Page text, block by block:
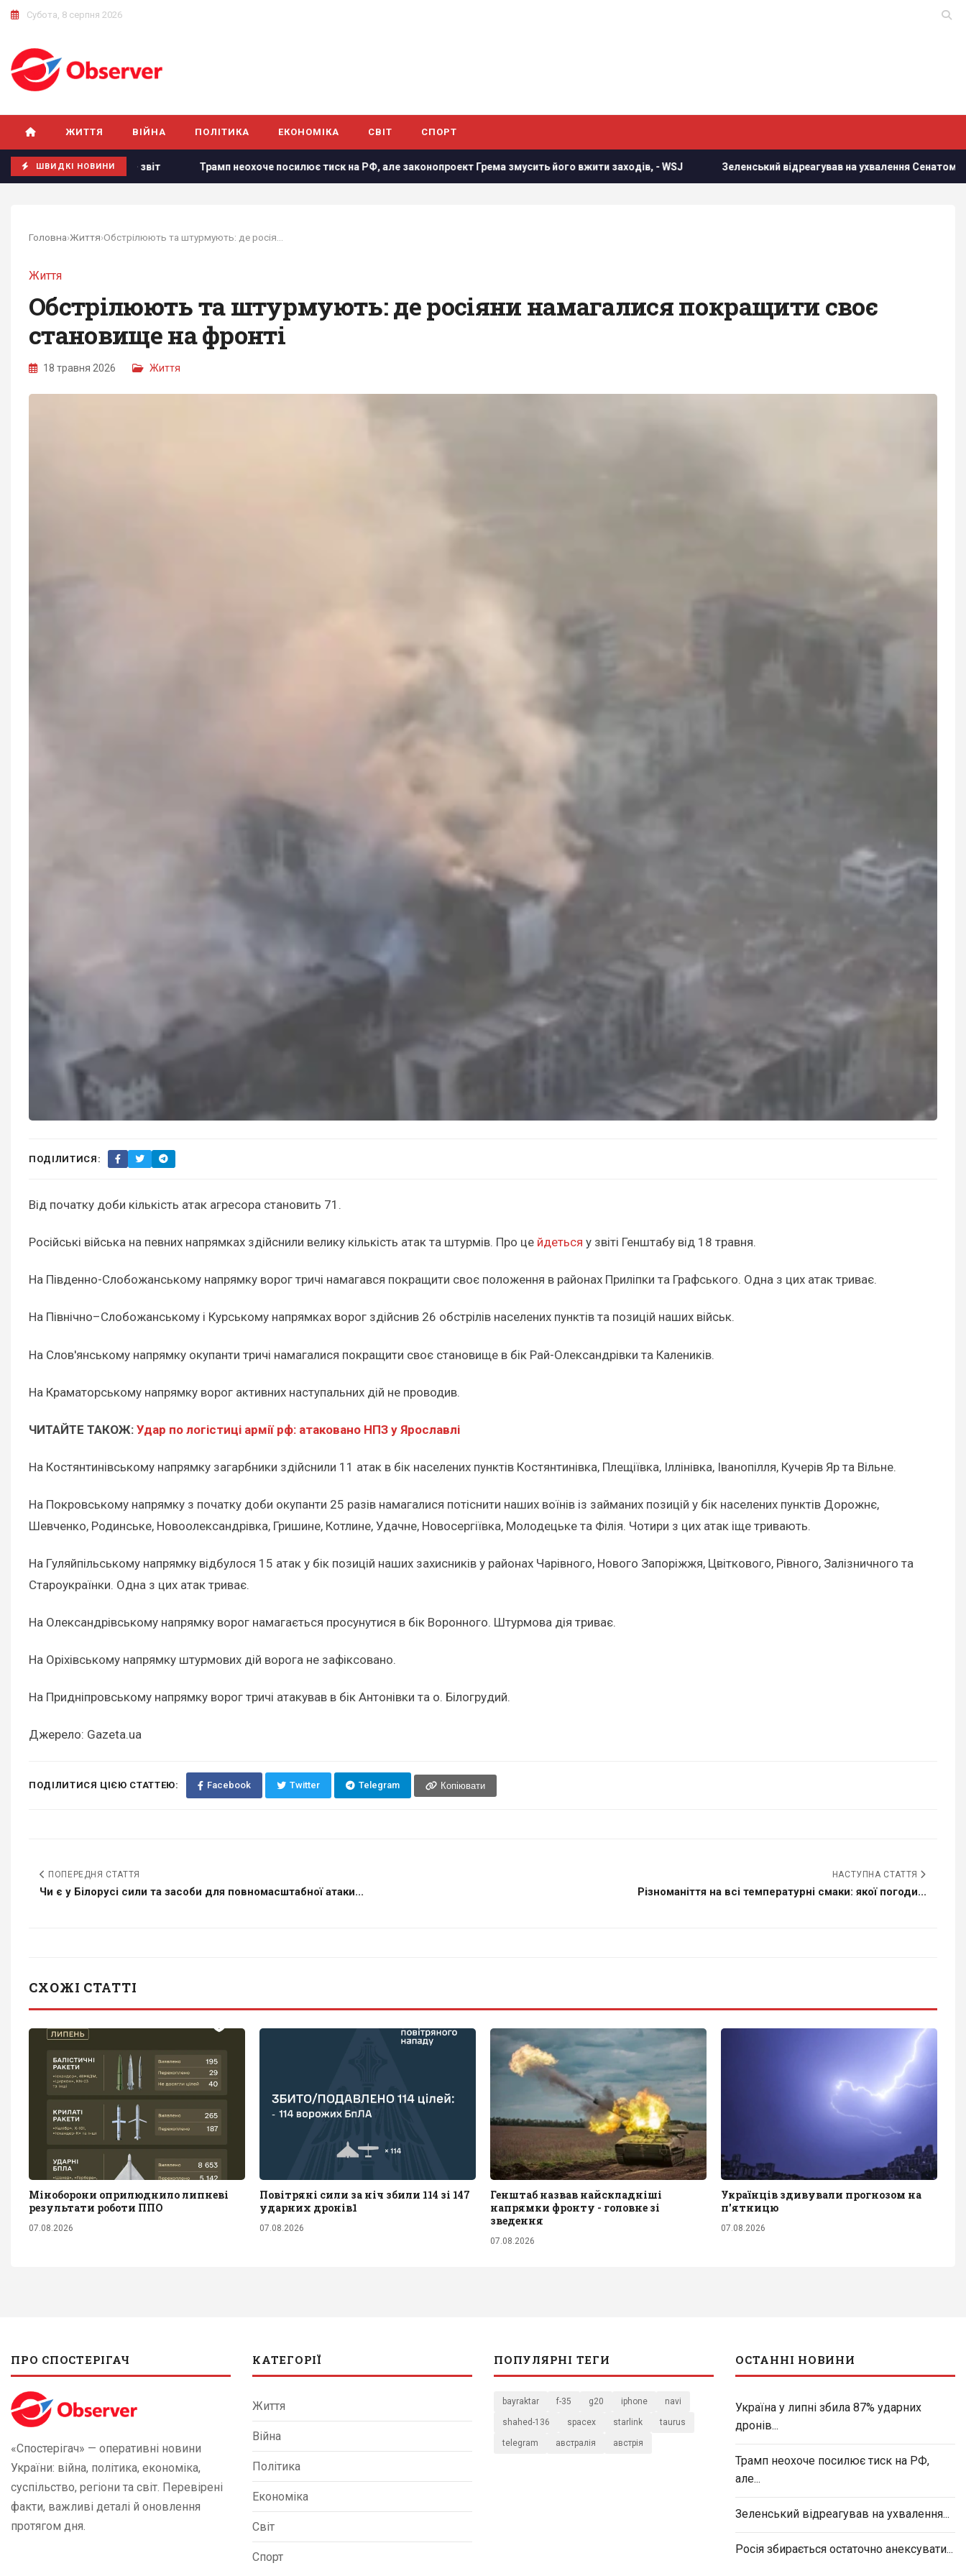
Субота, 8 серпня 2026
ЖИТТЯ ВІЙНА ПОЛІТИКА ЕКОНОМІКА СВІТ СПОРТ
ШВИДКІ НОВИНИ
ракет, - звіт Трамп неохоче посилює тиск на РФ, але законопроект Грема змусить його вжити заходів, - WSJ Зеленський відреагував на ухвалення Сенатом США
Головна›Життя›
Життя
Обстрілюють та штурмують: де росіяни намагалися покращити своє
становище на фронті
18 травня 2026 Життя
ПОДІЛИТИСЯ:
Від початку доби кількість атак агресора становить 71.
Російські війська на певних напрямках здійснили велику кількість атак та штурмів. Про це йдеться у звіті Генштабу від 18 травня.
На Південно-Слобожанському напрямку ворог тричі намагався покращити своє положення в районах Приліпки та Графського. Одна з цих атак триває.
На Північно–Слобожанському і Курському напрямках ворог здійснив 26 обстрілів населених пунктів та позицій наших військ.
На Слов'янському напрямку окупанти тричі намагалися покращити своє становище в бік Рай-Олександрівки та Калеників.
На Краматорському напрямку ворог активних наступальних дій не проводив.
ЧИТАЙТЕ ТАКОЖ: Удар по логістиці армії рф: атаковано НПЗ у Ярославлі
На Костянтинівському напрямку загарбники здійснили 11 атак в бік населених пунктів Костянтинівка, Плещіївка, Іллінівка, Іванопілля, Кучерів Яр та Вільне.
На Покровському напрямку з початку доби окупанти 25 разів намагалися потіснити наших воїнів із займаних позицій у бік населених пунктів Дорожнє,
Шевченко, Родинське, Новоолександрівка, Гришине, Котлине, Удачне, Новосергіївка, Молодецьке та Філія. Чотири з цих атак іще тривають.
На Гуляйпільському напрямку відбулося 15 атак у бік позицій наших захисників у районах Чарівного, Нового Запоріжжя, Цвіткового, Рівного, Залізничного та
Староукраїнки. Одна з цих атак триває.
На Олександрівському напрямку ворог намагається просунутися в бік Воронного. Штурмова дія триває.
На Оріхівському напрямку штурмових дій ворога не зафіксовано.
На Придніпровському напрямку ворог тричі атакував в бік Антонівки та о. Білогрудий.
Джерело: Gazeta.ua
ПОДІЛИТИСЯ ЦІЄЮ СТАТТЕЮ: Facebook Twitter Telegram Копіювати
ПОПЕРЕДНЯ СТАТТЯ
Чи є у Білорусі сили та засоби для повномасштабної атаки...
НАСТУПНА СТАТТЯ
Різноманіття на всі температурні смаки: якої погоди...
СХОЖІ СТАТТІ
Міноборони оприлюднило липневі
результати роботи ППО
07.08.2026
Повітряні сили за ніч збили 114 зі 147
ударних дронів1
07.08.2026
Генштаб назвав найскладніші
напрямки фронту - головне зі
зведення
07.08.2026
Українців здивували прогнозом на
п'ятницю
07.08.2026
ПРО СПОСТЕРІГАЧ
«Спостерігач» — оперативні новини
України: війна, політика, економіка,
суспільство, регіони та світ. Перевірені
факти, важливі деталі й оновлення
протягом дня.
КАТЕГОРІЇ
Життя
Війна
Політика
Економіка
Світ
Спорт
ПОПУЛЯРНІ ТЕГИ
bayraktar f-35 g20 iphone navi
shahed-136 spacex starlink taurus
telegram австралія австрія
ОСТАННІ НОВИНИ
Україна у липні збила 87% ударних
дронів...
Трамп неохоче посилює тиск на РФ,
але...
Зеленський відреагував на ухвалення...
Росія збирається остаточно анексувати...